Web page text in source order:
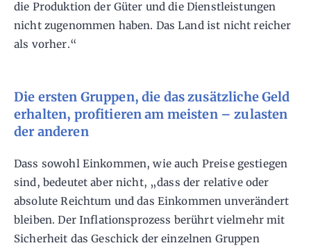
die Produktion der Güter und die Dienstleistungen
nicht zugenommen haben. Das Land ist nicht reicher
als vorher.“
Die ersten Gruppen, die das zusätzliche Geld
erhalten, profitieren am meisten – zulasten
der anderen
Dass sowohl Einkommen, wie auch Preise gestiegen
sind, bedeutet aber nicht, „dass der relative oder
absolute Reichtum und das Einkommen unverändert
bleiben. Der Inflationsprozess berührt vielmehr mit
Sicherheit das Geschick der einzelnen Gruppen